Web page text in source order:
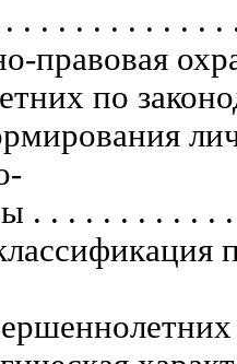
. . . . . . . . . . .
правовая
по
. . . . . . . . . . .